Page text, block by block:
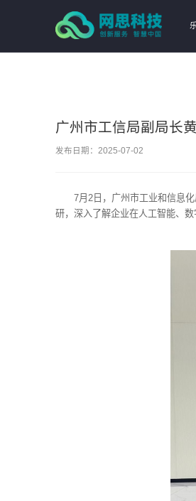
广州市工信局副局长
发布日期：2025-07-02
7月2日，广州市工业和信息
研，深入了解企业在人工智能、